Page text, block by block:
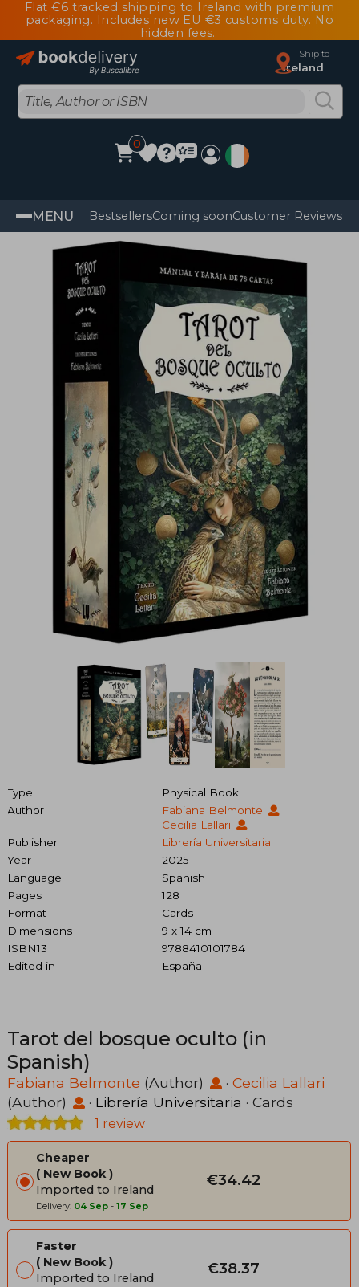
Flat €6 tracked shipping to Ireland with premium
packaging. Includes new EU €3 customs duty. No
hidden fees.
Ship to
Ireland
0
MENU BestsellersComing soonCustomer Reviews
Type
Physical Book
Author
Fabiana Belmonte
Cecilia Lallari
Publisher
Librería Universitaria
Year
2025
Language
Spanish
Pages
128
Format
Cards
Dimensions
9 x 14 cm
ISBN13
9788410101784
Edited in
España
Tarot del bosque oculto (in
Spanish)
Fabiana Belmonte (Author) · Cecilia Lallari
(Author)
· Librería Universitaria · Cards
1 review
Cheaper
New Book
Imported to Ireland
Delivery: 04 Sep - 17 Sep
€34.42
Faster
New Book
Imported to Ireland
€38.37